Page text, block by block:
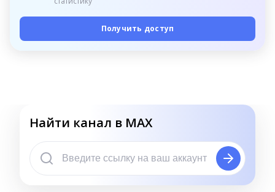
Получить доступ
Найти канал в MAX